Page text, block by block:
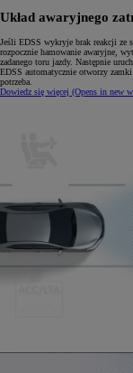
Układ awaryjnego
Jeśli EDSS wykryje brak reakcji ze
rozpocznie hamowanie awaryjne,
zadanego toru jazdy. Następnie
EDSS automatycznie otworzy
potrzeba.
Dowiedz się więcej (Opens in new